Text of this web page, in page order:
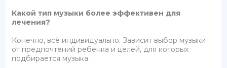
Какой тип музыки более эффективен для
лечения?
Конечно, всё индивидуально. Зависит выбор музыки
от предпочтений ребенка и целей, для которых
подбирается музыка.